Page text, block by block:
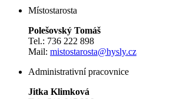
​​​​​​​Místostarosta
Polešovský Tomáš
Tel.: 736 222 898
Mail: mistostarosta@hysly.cz
Administrativní pracovnice
Jitka Klimková